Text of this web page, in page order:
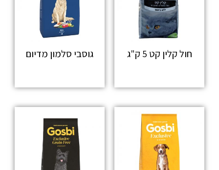
חול קלין קט 5 ק"ג גוסבי סלמון מדיום